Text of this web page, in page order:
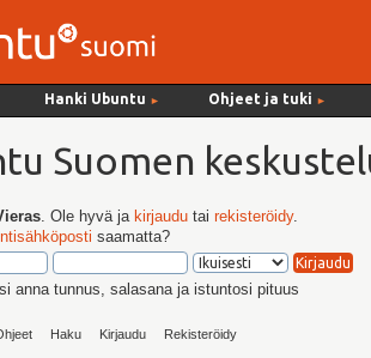
Hanki Ubuntu ► Ohjeet ja tuki ►
Suomen
. Ole hyvä ja kirjaudu tairekisteröidy.
saamatta?
anna tunnus, salasana ja istuntosi pituus
Haku Kirjaudu Rekisteröidy